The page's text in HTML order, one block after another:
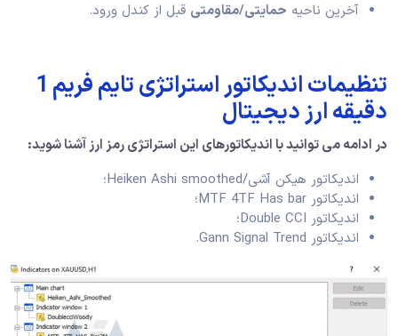
آخرین ناحیه حمایتی/مقاومتی قبل از کندل ورود.
تنظیمات اندیکاتور استراتژی تایم فریم 1
دقیقه ارز دیجیتال
در ادامه می توانید با اندیکاتورهای این استراتژی رمز ارز آشنا شوید:
اندیکاتور هیکن آشی/Heiken Ashi smoothed؛
اندیکاتور MTF 4TF Has bar؛
اندیکاتور Double CCI؛
اندیکاتور Gann Signal Trend.